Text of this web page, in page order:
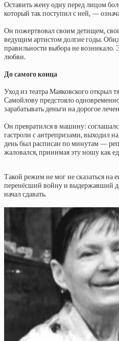
Оставить жену одну перед лицом
который так поступил с ней, —
Он пожертвовал своим детищем,
ведущим артистом долгие годы.
правильности выбора не возникало.
любви.
До самого конца
Уход из театра Маяковского
Самойлову предстояло
зарабатывать деньги на дорогое
Он превратился в машину:
гастроли с антрепризами, выходил
день был расписан по минутам —
жаловался, принимая эту ношу как
Такой режим не мог не сказаться на
перенёсший войну и выдержавший
начал сдавать.